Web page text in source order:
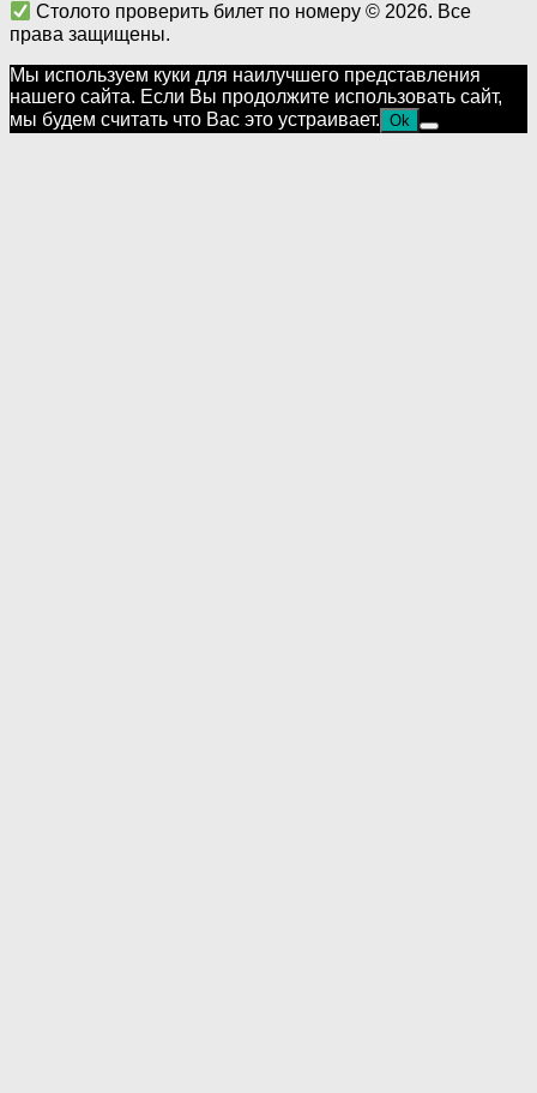
Столото проверить билет по номеру © 2026. Все
права защищены.
Мы используем куки для наилучшего представления
нашего сайта. Если Вы продолжите использовать сайт,
мы будем считать что Вас это устраивает. Ok